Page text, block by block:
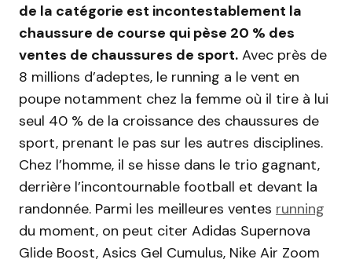
de la catégorie est incontestablement la
chaussure de course qui pèse 20 % des
ventes de chaussures de sport. Avec près de
8 millions d’adeptes, le running a le vent en
poupe notamment chez la femme où il tire à lui
seul 40 % de la croissance des chaussures de
sport, prenant le pas sur les autres disciplines.
Chez l’homme, il se hisse dans le trio gagnant,
derrière l’incontournable football et devant la
randonnée. Parmi les meilleures ventes running
du moment, on peut citer Adidas Supernova
Glide Boost, Asics Gel Cumulus, Nike Air Zoom